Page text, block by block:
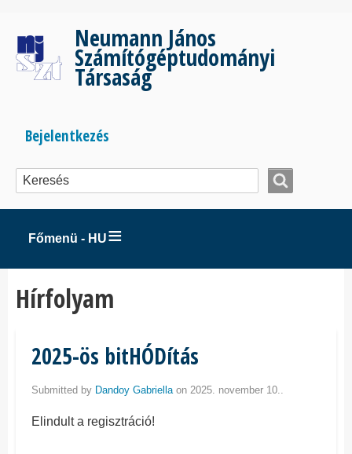
tartalomra
Neumann János
Számítógéptudományi
Társaság
Bejelentkezés
menüje
Bejelentkezés
Főmenü - HU
Hírfolyam
2025-ös bitHÓDítás
Submitted by Dandoy Gabriellaon 2025. november 10..
Elindult a regisztráció!